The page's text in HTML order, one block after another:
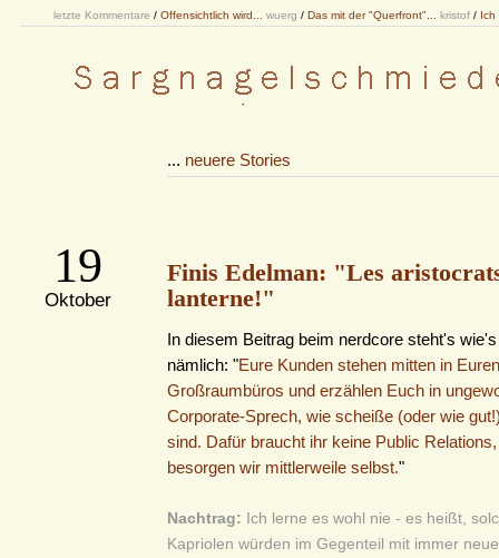
letzte Kommentare / Offensichtlich wird... wuerg / Das mit der "Querfront"... kristof / Ich
... neuere Stories
19
Oktober
Finis Edelman: "Les
lanterne!"
In diesem Beitrag beim nerdcore steht's
nämlich: "Eure Kunden stehen mitten in Euren
Großraumbüros und erzählen Euch in
Corporate-Sprech, wie scheiße (oder wie
sind. Dafür braucht ihr keine Public
besorgen wir mittlerweile selbst."
Nachtrag: Ich lerne es wohl nie - es heißt,
Kapriolen würden im Gegenteil mit immer